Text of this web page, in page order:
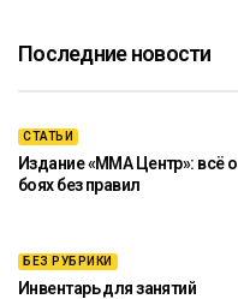
Последние новости
СТАТЬИ
Издание «ММА Центр»: всё о
боях без правил
БЕЗ РУБРИКИ
Инвентарь для занятий